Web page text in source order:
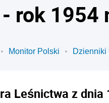
rok 1954
Monitor Polski Dzienniki
Leśnictwa z dnia